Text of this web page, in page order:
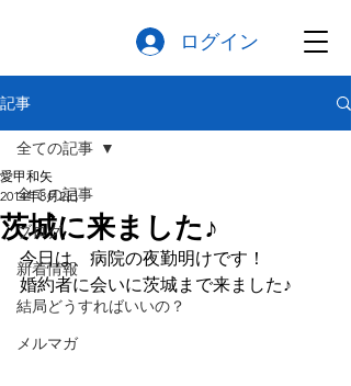
ログイン
記事
全ての記事
ブログ
新着情報
結局どうすればいいの？
メルマガ
全ての記事
茨城に来ました♪
愛甲和矢
2014年8月2日
今日は、病院の夜勤明けです！
婚約者に会いに茨城まで来ました♪